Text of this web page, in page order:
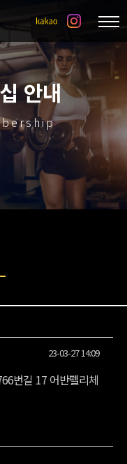
안내
23-03-27 14:09
번길 17 어반펠리체